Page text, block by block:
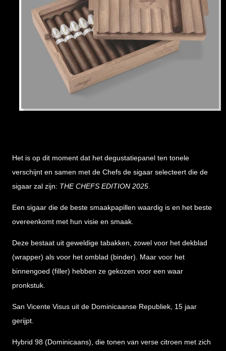
Het is op dit moment dat het degustatiepanel ten tonele
verschijnt en samen met de Chefs de sigaar selecteert die de
sigaar zal zijn: THE CHEFS EDITION 2025
Een sigaar die de beste smaakpapillen waardig is en het beste
overeenkomt met hun visie en smaak.
Deze bestaat uit geweldige tabakken, zowel voor het dekblad
(wrapper) als voor het omblad (binder). Maar voor het
binnengoed (filler) hebben ze gekozen voor een waar
pronkstuk.
San Vicente Visus uit de Dominicaanse Republiek, 15 jaar
gerijpt.
Hybrid 98 (Dominicaans), die tonen van verse citroen met zich